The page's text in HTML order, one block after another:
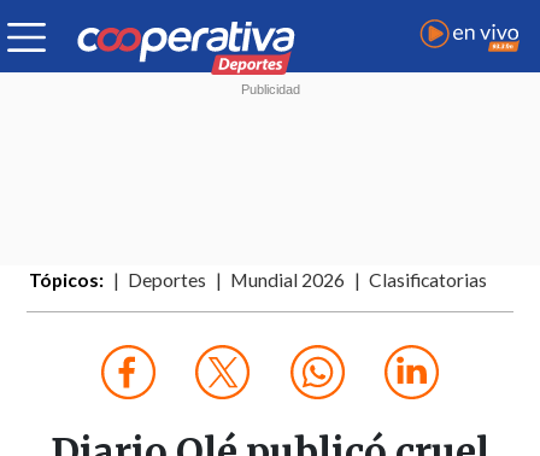
Tópicos: Deportes Mundial 2026 Clasificatorias